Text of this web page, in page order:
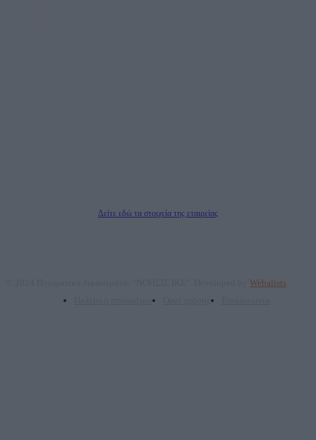
Δείτε εδώ τα στοιχεία της εταιρείας
Webalists